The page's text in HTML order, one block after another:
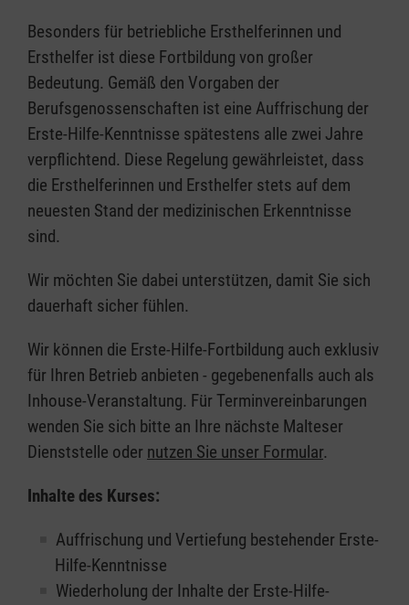
Besonders für betriebliche Ersthelferinnen und
Ersthelfer ist diese Fortbildung von großer
Bedeutung. Gemäß den Vorgaben der
Berufsgenossenschaften ist eine Auffrischung der
Erste-Hilfe-Kenntnisse spätestens alle zwei Jahre
verpflichtend. Diese Regelung gewährleistet, dass
die Ersthelferinnen und Ersthelfer stets auf dem
neuesten Stand der medizinischen Erkenntnisse
sind.
Wir möchten Sie dabei unterstützen, damit Sie sich
dauerhaft sicher fühlen.
Wir können die Erste-Hilfe-Fortbildung auch exklusiv
für Ihren Betrieb anbieten - gegebenenfalls auch als
Inhouse-Veranstaltung. Für Terminvereinbarungen
wenden Sie sich bitte an Ihre nächste Malteser
Dienststelle oder nutzen Sie unser Formular.
Inhalte des Kurses:
Auffrischung und Vertiefung bestehender Erste-
Hilfe-Kenntnisse
Wiederholung der Inhalte der Erste-Hilfe-